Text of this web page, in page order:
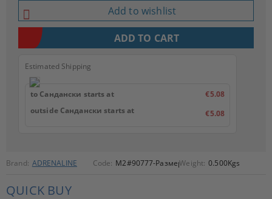
Brand: ADRENALINE Code: M2#90777-Размер: XS
Weight: 0.500Kgs
QUICK BUY
Add to wishlist
Estimated Shipping
to Сандански starts at
€5.08
outside Сандански starts at
€5.08